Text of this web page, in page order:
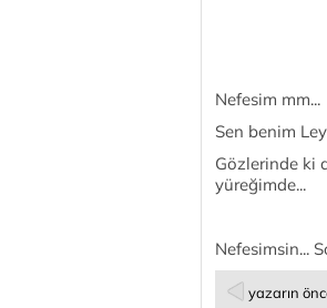
Nefesim mm...
Sen benim
Gözlerinde ki
yüreğimde...
Nefesimsin...
yazarın